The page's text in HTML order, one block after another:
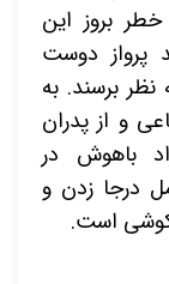
بروز این
پرواز دوست
برسند. به
و از پدران
باهوش در
درجا زدن و
است.